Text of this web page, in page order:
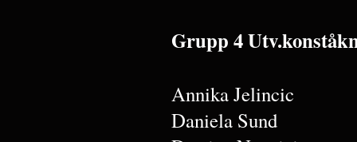
Grupp 4
Annika Jelincic
Daniela Sund